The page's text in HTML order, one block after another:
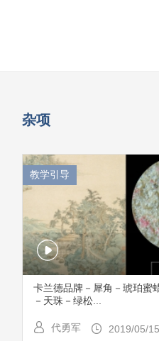
杂项
教学引导
卡兰德品牌－犀角－琥珀蜜
－天珠－绿松...
代勇军 2019/05/15